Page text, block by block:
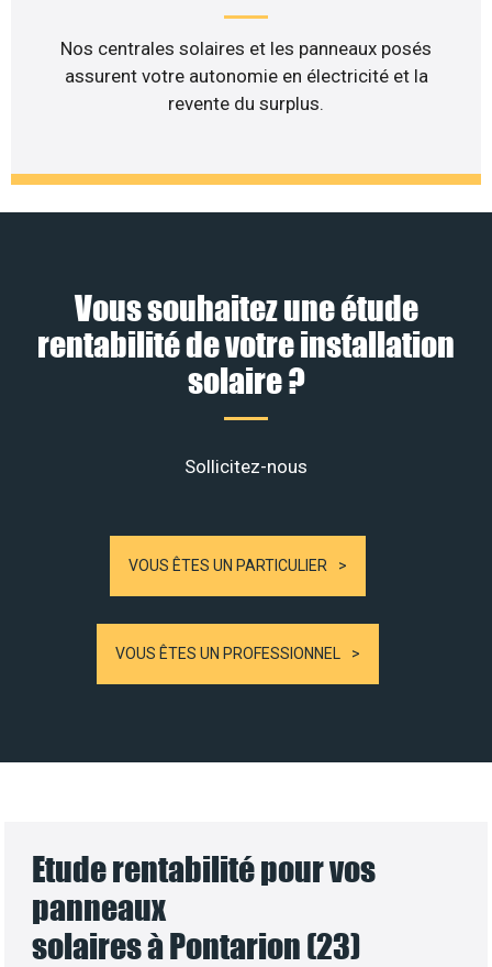
Nos centrales solaires et les panneaux posés
assurent votre autonomie en électricité et la
revente du surplus.
Vous souhaitez une étude
rentabilité de votre installation
solaire ?
Sollicitez-nous
VOUS ÊTES UN PARTICULIER
VOUS ÊTES UN PROFESSIONNEL
Etude rentabilité pour vos
panneaux
solaires à Pontarion (23)